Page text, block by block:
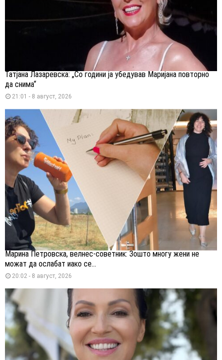
Татјана Лазаревска: „Со години ја убедував Маријана повторно
да снима“
21:01 - 8 август, 2026
Марина Петровска, велнес-советник: Зошто многу жени не
можат да ослабат иако се...
20:02 - 8 август, 2026